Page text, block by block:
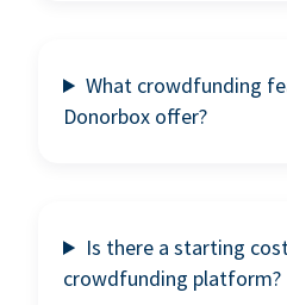
What crowdfunding
Donorbox offer?
Is there a starting
crowdfunding platform?